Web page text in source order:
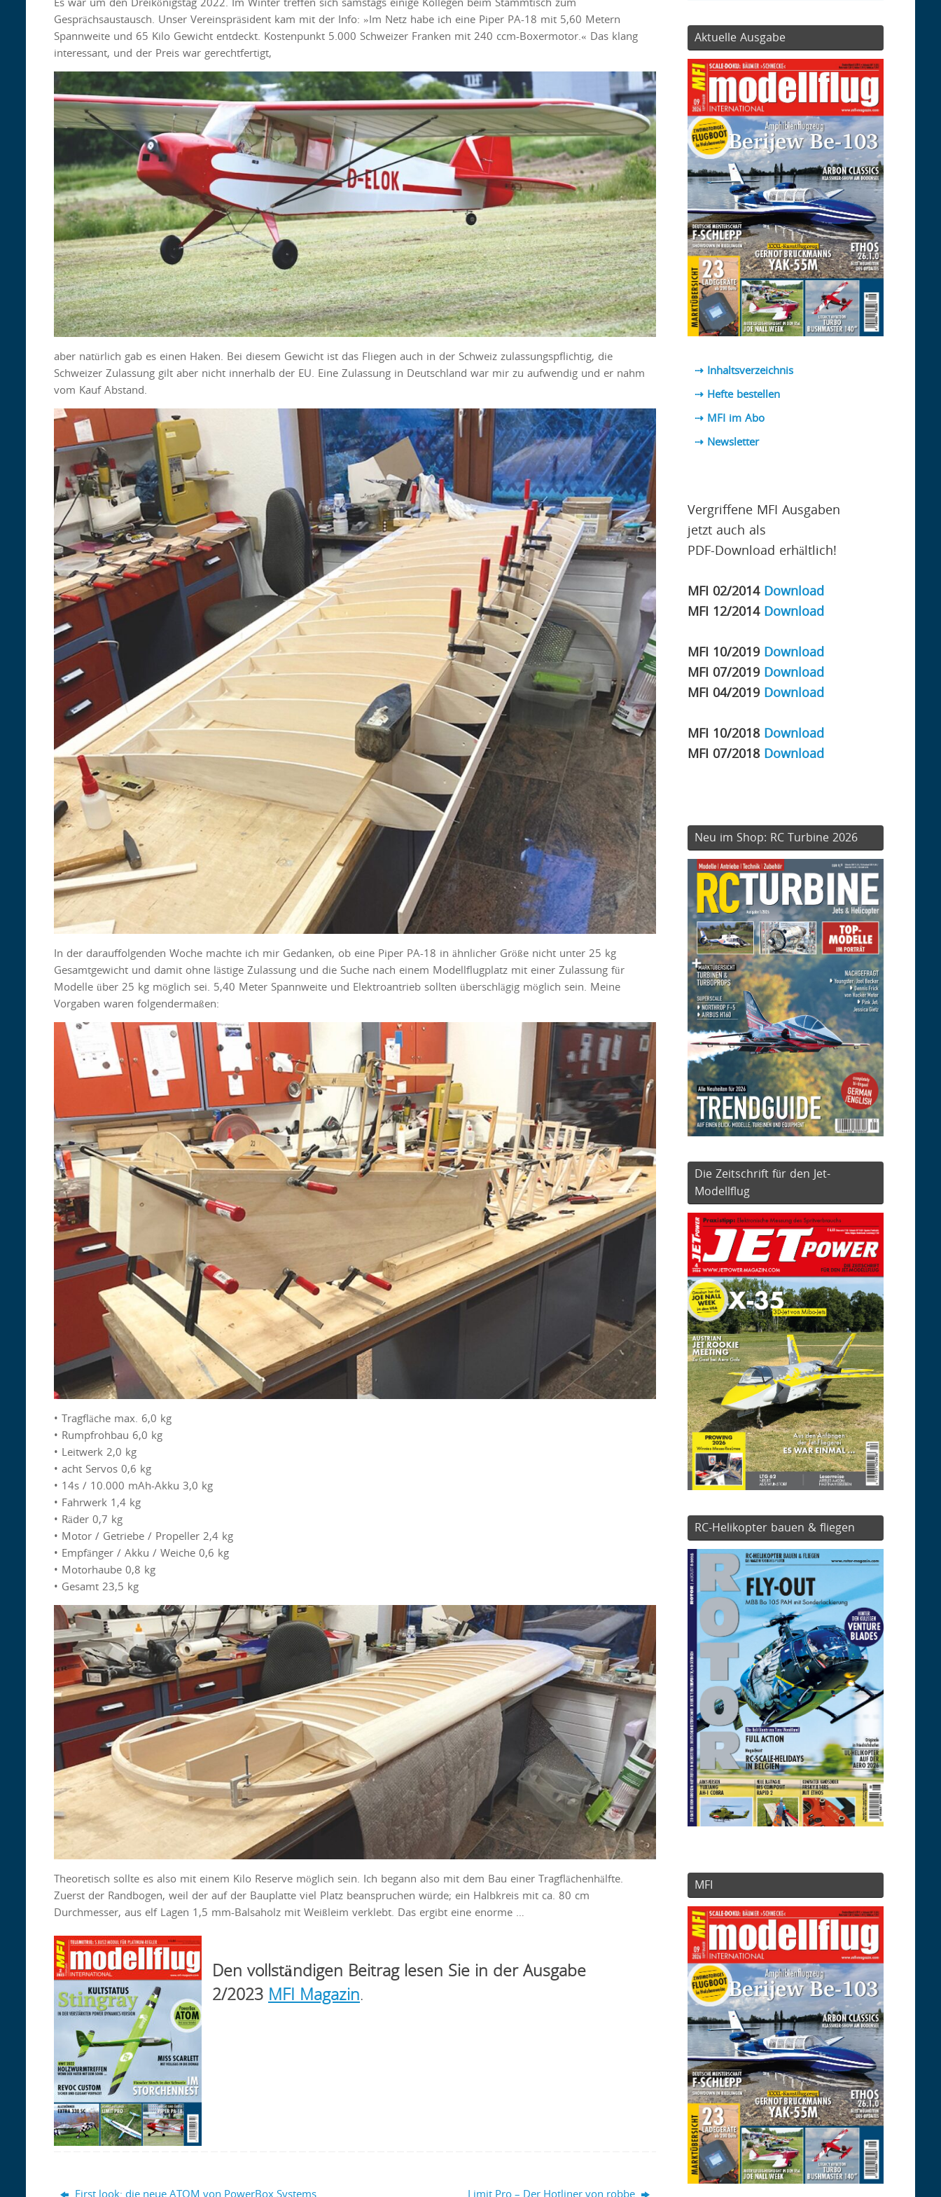
Gesprächsaustausch. Unser Vereinspräsident kam mit der Info: »Im Netz habe ich eine Piper PA-18 mit 5,60 Metern
Spannweite und 65 Kilo Gewicht entdeckt. Kostenpunkt 5.000 Schweizer Franken mit 240 ccm-Boxermotor.« Das klang
interessant, und der Preis war gerechtfertigt,
aber natürlich gab es einen Haken. Bei diesem Gewicht ist das Fliegen auch in der Schweiz zulassungspflichtig, die
Schweizer Zulassung gilt aber nicht innerhalb der EU. Eine Zulassung in Deutschland war mir zu aufwendig und er nahm
vom Kauf Abstand.
In der darauffolgenden Woche machte ich mir Gedanken, ob eine Piper PA-18 in ähnlicher Größe nicht unter 25 kg
Gesamtgewicht und damit ohne lästige Zulassung und die Suche nach einem Modellflugplatz mit einer Zulassung für
Modelle über 25 kg möglich sei. 5,40 Meter Spannweite und Elektroantrieb sollten überschlägig möglich sein. Meine
Vorgaben waren folgendermaßen:
• Tragfläche max. 6,0 kg
• Rumpfrohbau 6,0 kg
• Leitwerk 2,0 kg
• acht Servos 0,6 kg
• 14s / 10.000 mAh-Akku 3,0 kg
• Fahrwerk 1,4 kg
• Räder 0,7 kg
• Motor / Getriebe / Propeller 2,4 kg
• Empfänger / Akku / Weiche 0,6 kg
• Motorhaube 0,8 kg
• Gesamt 23,5 kg
Theoretisch sollte es also mit einem Kilo Reserve möglich sein. Ich begann also mit dem Bau einer Tragflächenhälfte.
Zuerst der Randbogen, weil der auf der Bauplatte viel Platz beanspruchen würde; ein Halbkreis mit ca. 80 cm
Durchmesser, aus elf Lagen 1,5 mm-Balsaholz mit Weißleim verklebt. Das ergibt eine enorme …
Den vollständigen Beitrag lesen Sie in der Ausgabe
2/2023 MFI Magazin.
First look: die neue ATOM von PowerBox Systems Limit Pro – Der Hotliner von robbe
Aktuelle Ausgabe
⇢ Inhaltsverzeichnis
⇢ Hefte bestellen
⇢ MFI im Abo
⇢ Newsletter
Vergriffene MFI Ausgaben
jetzt auch als
PDF-Download erhältlich!
MFI 02/2014 Download
MFI 12/2014 Download
MFI 10/2019 Download
MFI 07/2019 Download
MFI 04/2019 Download
MFI 10/2018 Download
MFI 07/2018 Download
Neu im Shop: RC Turbine 2026
Die Zeitschrift für den Jet-
Modellflug
RC-Helikopter bauen & fliegen
MFI